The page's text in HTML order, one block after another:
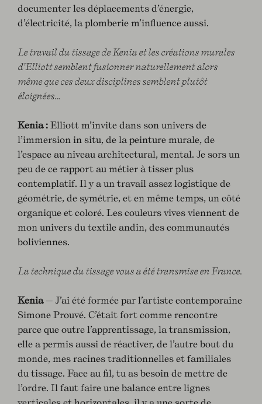
documenter les déplacements d’énergie,
d’électricité, la plomberie m’influence aussi.
Le travail du tissage de Kenia et les créations murales
d’Elliott semblent fusionner naturellement alors
même que ces deux disciplines semblent plutôt
éloignées…
Kenia : Elliott m’invite dans son univers de
l’immersion in situ, de la peinture murale, de
l’espace au niveau architectural, mental. Je sors un
peu de ce rapport au métier à tisser plus
contemplatif. Il y a un travail assez logistique de
géométrie, de symétrie, et en même temps, un côté
organique et coloré. Les couleurs vives viennent de
mon univers du textile andin, des communautés
boliviennes.
La technique du tissage vous a été transmise en France.
Kenia— J’ai été formée par l’artiste contemporaine
Simone Prouvé. C’était fort comme rencontre
parce que outre l’apprentissage, la transmission,
elle a permis aussi de réactiver, de l’autre bout du
monde, mes racines traditionnelles et familiales
du tissage. Face au fil, tu as besoin de mettre de
l’ordre. Il faut faire une balance entre lignes